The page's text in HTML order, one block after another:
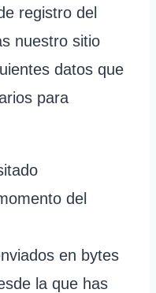
registro del
nuestro sitio
datos que
para
del
en bytes
la que has